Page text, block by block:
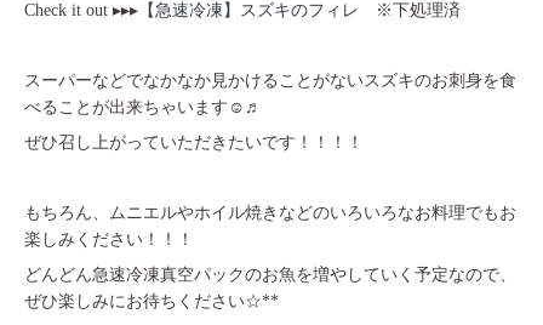
Check it out ▸▸▸ 【急速冷凍】スズキのフィレ ※下処理済
スーパーなどでなかなか見かけることがないスズキのお刺身を食
べることが出来ちゃいます☺♬
ぜひ召し上がっていただきたいです！！！！
もちろん、ムニエルやホイル焼きなどのいろいろなお料理でもお
楽しみください！！！
どんどん急速冷凍真空パックのお魚を増やしていく予定なので、
ぜひ楽しみにお待ちください☆**